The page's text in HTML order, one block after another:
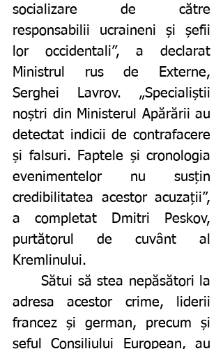
socializare de către
responsabilii ucraineni și șefii
lor occidentali”, a declarat
Ministrul rus de Externe,
Serghei Lavrov. „Specialiștii
noștri din Ministerul Apărării au
detectat indicii de contrafacere
și falsuri. Faptele și cronologia
evenimentelor nu susțin
credibilitatea acestor acuzații”,
a completat Dmitri Peskov,
purtătorul de cuvânt al
Kremlinului.
	Sătui să stea nepăsători la
adresa acestor crime, liderii
francez și german, precum și
șeful Consiliului European, au